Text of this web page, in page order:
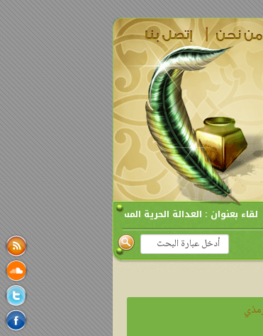
: العدالة الحرية المساواة في ميزان الشريعة